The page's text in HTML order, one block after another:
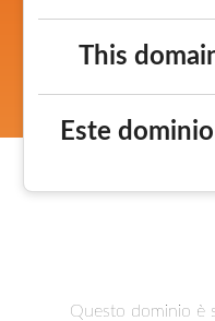
This
Este
Questo dominio è